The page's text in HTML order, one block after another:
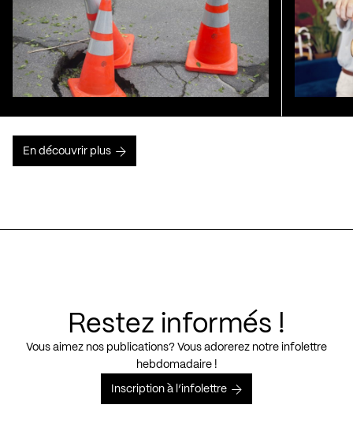
En découvrir plus
Restez informés !
Vous aimez nos publications? Vous adorerez notre infolettre
hebdomadaire !
Inscription à l’infolettre